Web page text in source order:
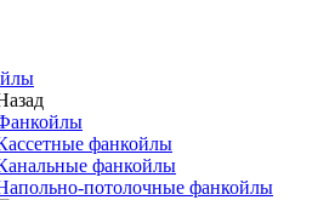
фанкойлы
фанкойлы
потолочные фанкойлы